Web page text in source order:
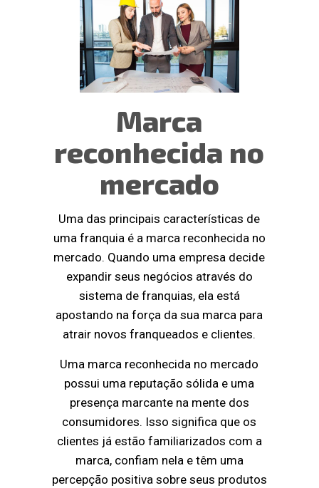
Marca
reconhecida no
mercado
Uma das principais características de
uma franquia é a marca reconhecida no
mercado. Quando uma empresa decide
expandir seus negócios através do
sistema de franquias, ela está
apostando na força da sua marca para
atrair novos franqueados e clientes.
Uma marca reconhecida no mercado
possui uma reputação sólida e uma
presença marcante na mente dos
consumidores. Isso significa que os
clientes já estão familiarizados com a
marca, confiam nela e têm uma
percepção positiva sobre seus produtos